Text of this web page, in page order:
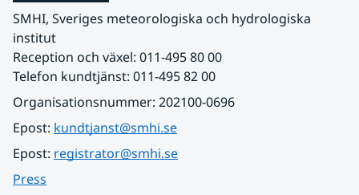
SMHI, Sveriges meteorologiska och hydrologiska
institut
Reception och växel: 011-495 80 00
Telefon kundtjänst: 011-495 82 00
Organisationsnummer: 202100-0696
Epost: kundtjanst@smhi.se
Epost: registrator@smhi.se
Press